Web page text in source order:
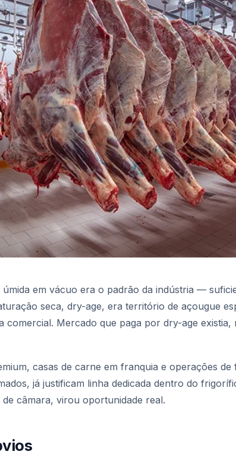
em vácuo era o padrão da indústria —
seca, dry-age, era território de açougue
comercial. Mercado que paga por dry-age existia,
casas de carne em franquia e operações
já justificam linha dedicada dentro do
câmara, virou oportunidade real.